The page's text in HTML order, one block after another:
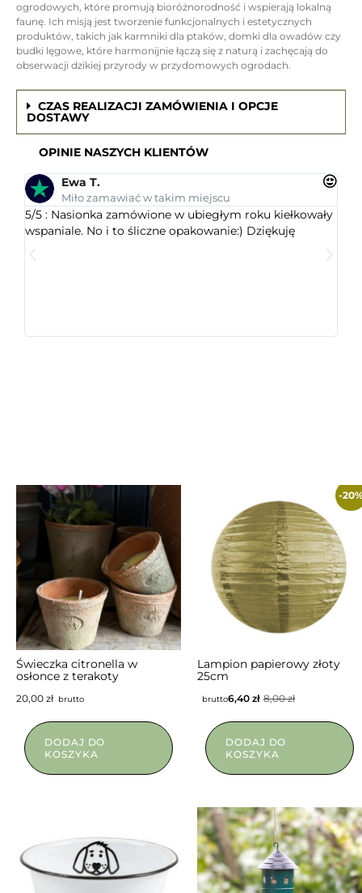
ogrodowych, które promują bioróżnorodność i wspierają lokalną
faunę. Ich misją jest tworzenie funkcjonalnych i estetycznych
produktów, takich jak karmniki dla ptaków, domki dla owadów czy
budki lęgowe, które harmonijnie łączą się z naturą i zachęcają do
obserwacji dzikiej przyrody w przydomowych ogrodach.
CZAS REALIZACJI ZAMÓWIENIA I OPCJE
DOSTAWY
OPINIE NASZYCH KLIENTÓW
Ewa T.
Miło zamawiać w takim miejscu
5/5 : Nasionka zamówione w ubiegłym roku kiełkowały
wspaniale. No i to śliczne opakowanie:) Dziękuję
NIEDOSTĘPNY
Świeczka citronella w
osłonce z terakoty
20,00 złbrutto
DODAJ DO
KOSZYKA
-
Lampion papierowy złoty
25cm
8,00zł
6,40 zł
brutto
DODAJ DO
KOSZYKA